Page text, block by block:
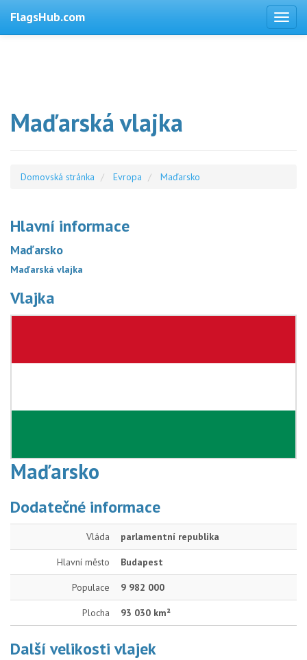
FlagsHub.com
Maďarská vlajka
Domovská stránka Evropa Maďarsko
Hlavní informace
Maďarsko
Maďarská vlajka
Vlajka
Maďarsko
Dodatečné informace
Vláda parlamentní republika
Hlavní město Budapest
Populace 9 982 000
Plocha 93 030 km²
Další velikosti vlajek